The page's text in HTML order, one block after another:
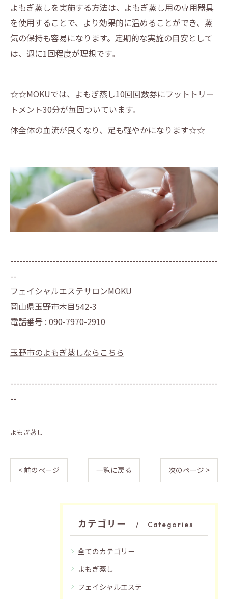
よもぎ蒸しを実施する方法は、よもぎ蒸し用の専用器具
を使用することで、より効果的に温めることができ、蒸
気の保持も容易になります。定期的な実施の目安として
は、週に1回程度が理想です。
☆☆MOKUでは、よもぎ蒸し10回回数券にフットトリー
トメント30分が毎回ついています。
体全体の血流が良くなり、足も軽やかになります☆☆
--------------------------------------------------------------------
--
フェイシャルエステサロンMOKU
岡山県玉野市木目542-3
電話番号 : 090-7970-2910
玉野市のよもぎ蒸しならこちら
--------------------------------------------------------------------
--
よもぎ蒸し
< 前のページ 一覧に戻る 次のページ >
カテゴリー Categories
全てのカテゴリー
よもぎ蒸し
フェイシャルエステ